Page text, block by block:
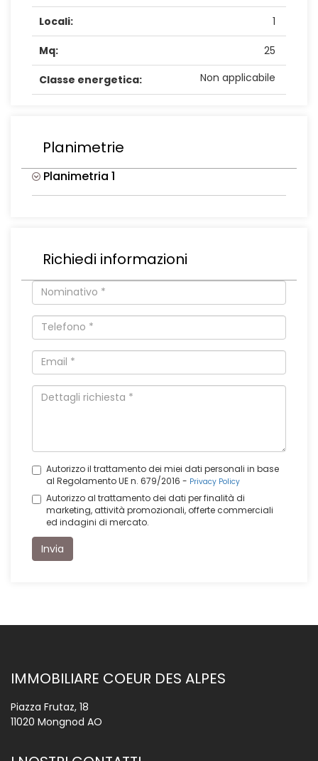
Locali: 1
Mq: 25
Classe energetica: Non applicabile
Planimetrie
Planimetria 1
Richiedi informazioni
Autorizzo il trattamento dei miei dati personali in base
al Regolamento UE n. 679/2016 - Privacy Policy
Autorizzo al trattamento dei dati per finalità di
marketing, attività promozionali, offerte commerciali
ed indagini di mercato.
Invia
IMMOBILIARE COEUR DES ALPES
Piazza Frutaz, 18
11020 Mongnod AO